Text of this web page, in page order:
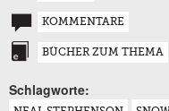
KOMMENTARE
BÜCHER ZUM THEMA
Schlagworte: